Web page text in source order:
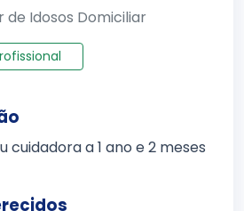
de Idosos Domiciliar
cuidadora a 1 ano e 2 meses